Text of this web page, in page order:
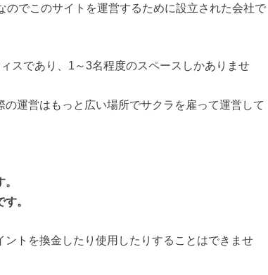
のでこのサイトを運営するために設立された会社で
スであり、1～3名程度のスペースしかありませ
運営はもっと広い場所でサクラを雇って運営して
。
トを換金したり使用したりすることはできませ